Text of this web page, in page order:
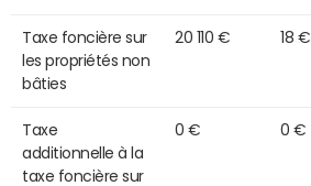
Taxe foncière sur
les propriétés non
bâties
20 110 € 18 €
Taxe
additionnelle à la
taxe foncière sur
0 € 0 €